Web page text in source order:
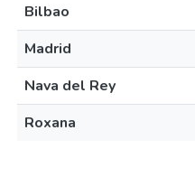
Bilbao
Madrid
Nava del Rey
Roxana